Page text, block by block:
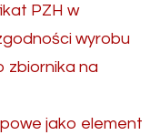
PZH w
wyrobu
zbiornika na
jako element